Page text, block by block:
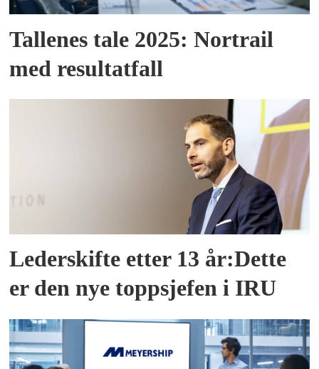
Tallenes tale 2025: Nortrail
med resultatfall
Lederskifte etter 13 år:Dette
er den nye toppsjefen i IRU